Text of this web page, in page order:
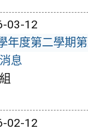
03-12
年度第二學期
息
02-12